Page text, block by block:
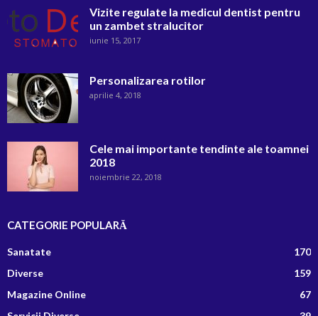
Vizite regulate la medicul dentist pentru
un zambet stralucitor
iunie 15, 2017
Personalizarea rotilor
aprilie 4, 2018
Cele mai importante tendinte ale toamnei
2018
noiembrie 22, 2018
CATEGORIE POPULARĂ
Sanatate
170
Diverse
159
Magazine Online
67